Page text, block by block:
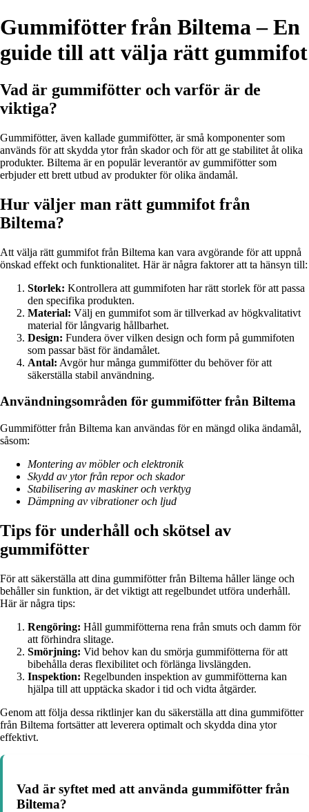
Gummifötter från Biltema – En
guide till att välja rätt gummifot
Vad är gummifötter och varför är de
viktiga?
Gummifötter, även kallade gummifötter, är små komponenter som
används för att skydda ytor från skador och för att ge stabilitet åt olika
produkter. Biltema är en populär leverantör av gummifötter som
erbjuder ett brett utbud av produkter för olika ändamål.
Hur väljer man rätt gummifot från
Biltema?
Att välja rätt gummifot från Biltema kan vara avgörande för att uppnå
önskad effekt och funktionalitet. Här är några faktorer att ta hänsyn till:
Storlek: Kontrollera att gummifoten har rätt storlek för att passa
den specifika produkten.
Material: Välj en gummifot som är tillverkad av högkvalitativt
material för långvarig hållbarhet.
Design: Fundera över vilken design och form på gummifoten
som passar bäst för ändamålet.
Antal: Avgör hur många gummifötter du behöver för att
säkerställa stabil användning.
Användningsområden för gummifötter från Biltema
Gummifötter från Biltema kan användas för en mängd olika ändamål,
såsom:
Montering av möbler och elektronik
Skydd av ytor från repor och skador
Stabilisering av maskiner och verktyg
Dämpning av vibrationer och ljud
Tips för underhåll och skötsel av
gummifötter
För att säkerställa att dina gummifötter från Biltema håller länge och
behåller sin funktion, är det viktigt att regelbundet utföra underhåll.
Här är några tips:
Rengöring: Håll gummifötterna rena från smuts och damm för
att förhindra slitage.
Smörjning: Vid behov kan du smörja gummifötterna för att
bibehålla deras flexibilitet och förlänga livslängden.
Inspektion: Regelbunden inspektion av gummifötterna kan
hjälpa till att upptäcka skador i tid och vidta åtgärder.
Genom att följa dessa riktlinjer kan du säkerställa att dina gummifötter
från Biltema fortsätter att leverera optimalt och skydda dina ytor
effektivt.
Vad är syftet med att använda gummifötter från
Biltema?